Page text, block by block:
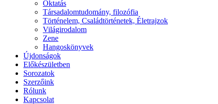
Oktatás
Társadalomtudomány, filozófia
Történelem, Családtörténetek, Életrajzok
Világirodalom
Zene
Hangoskönyvek
Újdonságok
Előkészületben
Sorozatok
Szerzőink
Rólunk
Kapcsolat